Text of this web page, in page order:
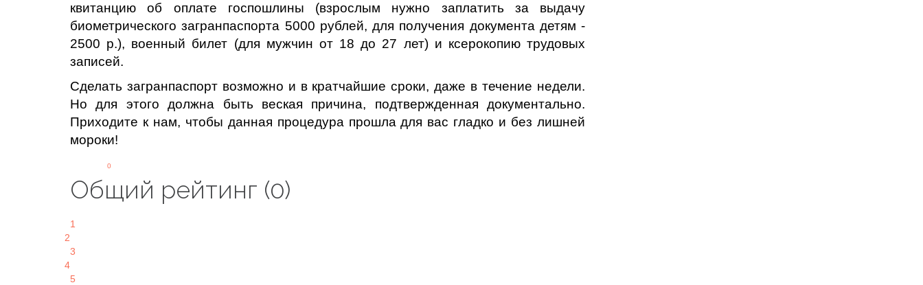
квитанцию об оплате госпошлины (взрослым нужно заплатить за выдачу
биометрического загранпаспорта 5000 рублей, для получения документа детям -
2500 р.), военный билет (для мужчин от 18 до 27 лет) и ксерокопию трудовых
записей.
Сделать загранпаспорт возможно и в кратчайшие сроки, даже в течение недели.
Но для этого должна быть веская причина, подтвержденная документально.
Приходите к нам, чтобы данная процедура прошла для вас гладко и без лишней
мороки!
0
Общий рейтинг (0)
1
2
3
4
5